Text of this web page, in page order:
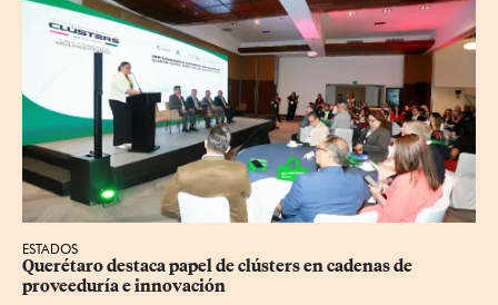
ESTADOS
Querétaro destaca papel de clústers en cadenas de
proveeduría e innovación